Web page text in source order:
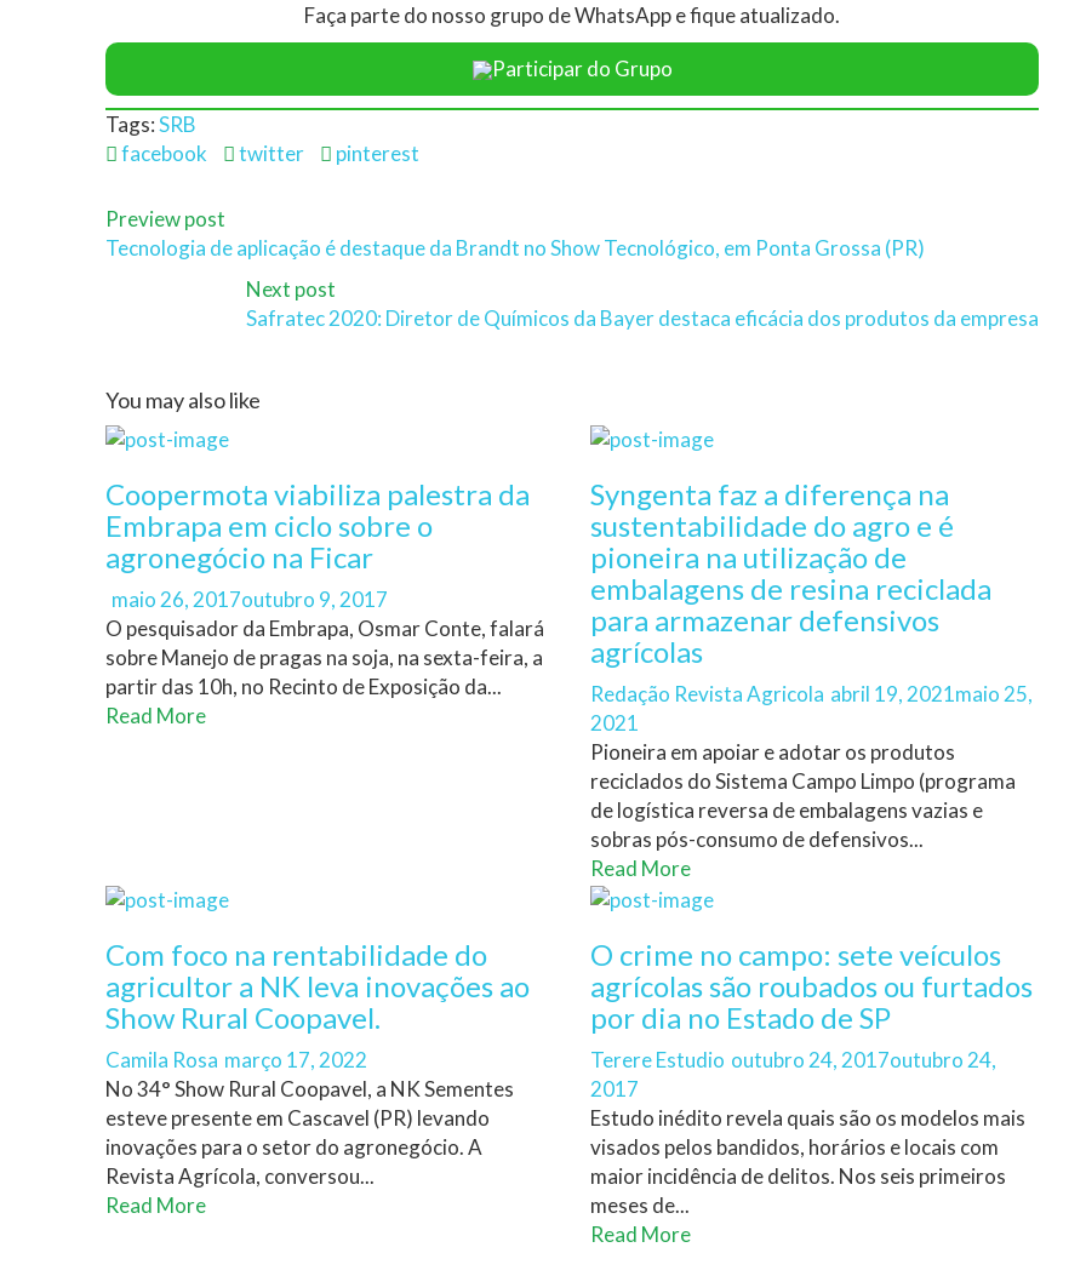
Faça parte do nosso grupo de WhatsApp e fique atualizado.
Participar do Grupo
Tags:SRB
facebook
twitter pinterest
Preview post
Tecnologia de aplicação é destaque da Brandt no Show Tecnológico, em Ponta Grossa (PR)
Next post
Safratec 2020: Diretor de Químicos da Bayer destaca eficácia dos produtos da empresa
You may also like
Coopermota viabiliza palestra da
Embrapa em ciclo sobre o
agronegócio na Ficar
Author
Posted
on
maio 26, 2017outubro 9, 2017
O pesquisador da Embrapa, Osmar Conte, falará
sobre Manejo de pragas na soja, na sexta-feira, a
partir das 10h, no Recinto de Exposição da...
Read More
Syngenta faz a diferença na
sustentabilidade do agro e é
pioneira na utilização de
embalagens de resina reciclada
para armazenar defensivos
agrícolas
Author
Redação Revista Agricola Posted
abril 19, 2021maio 25,
2021
Pioneira em apoiar e adotar os produtos
reciclados do Sistema Campo Limpo (programa
de logística reversa de embalagens vazias e
sobras pós-consumo de defensivos...
Read More
Com foco na rentabilidade do
agricultor a NK leva inovações ao
Show Rural Coopavel.
Author
Camila Rosa Posted
on
março 17, 2022
No 34° Show Rural Coopavel, a NK Sementes
esteve presente em Cascavel (PR) levando
inovações para o setor do agronegócio. A
Revista Agrícola, conversou...
Read More
O crime no campo: sete veículos
agrícolas são roubados ou furtados
por dia no Estado de SP
Author
Terere Estudio Posted
outubro 24, 2017outubro 24,
2017
Estudo inédito revela quais são os modelos mais
visados pelos bandidos, horários e locais com
maior incidência de delitos. Nos seis primeiros
meses de...
Read More